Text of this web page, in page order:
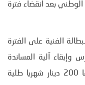
بعد انقضاء فترة
الفنية على الفترة
آلية المساندة
المذكورة بمرسوم رئيس الحكومة وقدرها 200 دينار شهريا طلية